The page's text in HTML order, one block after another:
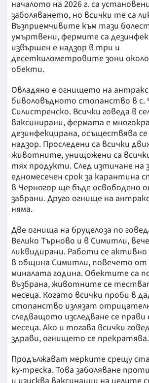
началото на 2026 г. са
заболяването, но всички те са
Възприемчивите към тази
умъртвени, фермите са
извършен е надзор в три и
десеткилометровите зони
обекти.
Овладяно е огнището на
биволовъдното стопанство в с.
Силистренско. Всички говеда в
ваксинирани, фермата е
дезинфекцирана, осъществява
надзор. Проследени са всички
животните, унищожени са
тях продукти. След изтичане на
едномесечен срок за карантина
в Черногор ще бъде освободено
забрани. Друго огнище на
няма.
Две огнища на бруцелоза по
Велико Търново и в Симитли,
ликвидирани. Работи се активно
в община Симитли, повечето
миналата година. Обектите са
възбрана, животните се
месеца. Когато всички проби в
стопанство излязат
следващото изследване се
месеца. Ако и тогава всички
здрави, огнището се прекратява.
Продължават мерките срещу
ку-треска. Това заболяване